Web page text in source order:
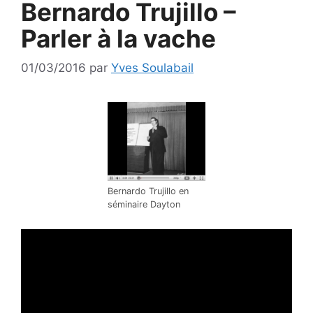
Bernardo Trujillo –
Parler à la vache
01/03/2016 par Yves Soulabail
Bernardo Trujillo en
séminaire Dayton